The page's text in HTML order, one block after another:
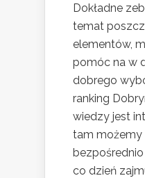
Dokładne
temat
elementów,
pomóc na w
dobrego
ranking
wiedzy jest
tam możemy
co dzień